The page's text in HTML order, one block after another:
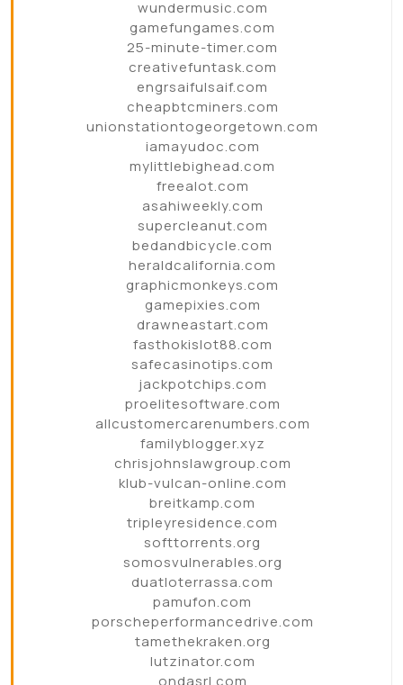
wundermusic.com
gamefungames.com
25-minute-timer.com
creativefuntask.com
engrsaifulsaif.com
cheapbtcminers.com
unionstationtogeorgetown.com
iamayudoc.com
mylittlebighead.com
freealot.com
asahiweekly.com
supercleanut.com
bedandbicycle.com
heraldcalifornia.com
graphicmonkeys.com
gamepixies.com
drawneastart.com
fasthokislot88.com
safecasinotips.com
jackpotchips.com
proelitesoftware.com
allcustomercarenumbers.com
familyblogger.xyz
chrisjohnslawgroup.com
klub-vulcan-online.com
breitkamp.com
tripleyresidence.com
softtorrents.org
somosvulnerables.org
duatloterrassa.com
pamufon.com
porscheperformancedrive.com
tamethekraken.org
lutzinator.com
ondasrl.com